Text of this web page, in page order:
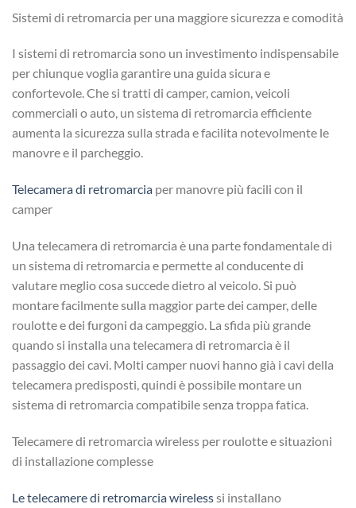
Sistemi di retromarcia per una maggiore sicurezza e comodità
I sistemi di retromarcia sono un investimento indispensabile
per chiunque voglia garantire una guida sicura e
confortevole. Che si tratti di camper, camion, veicoli
commerciali o auto, un sistema di retromarcia efficiente
aumenta la sicurezza sulla strada e facilita notevolmente le
manovre e il parcheggio.
Telecamera di retromarcia per manovre più facili con il
camper
Una telecamera di retromarcia è una parte fondamentale di
un sistema di retromarcia e permette al conducente di
valutare meglio cosa succede dietro al veicolo. Si può
montare facilmente sulla maggior parte dei camper, delle
roulotte e dei furgoni da campeggio. La sfida più grande
quando si installa una telecamera di retromarcia è il
passaggio dei cavi. Molti camper nuovi hanno già i cavi della
telecamera predisposti, quindi è possibile montare un
sistema di retromarcia compatibile senza troppa fatica.
Telecamere di retromarcia wireless per roulotte e situazioni
di installazione complesse
Le telecamere di retromarcia wirelesssi installano